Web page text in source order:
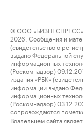
© ООО
2026. Сообщения и
(свидетельство о
выдано Федеральной
информационных
(Роскомнадзор)
издания «РБК»
информации выдано
информационных
(Роскомнадзор)
сопровождаются
Владельцем сайта